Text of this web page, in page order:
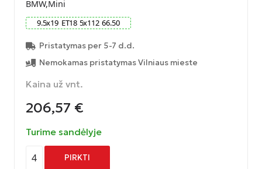
BMW,Mini
9.5x19 ET18 5x112 66.50
Pristatymas per 5-7 d.d.
Nemokamas pristatymas Vilniaus mieste
Kaina už vnt.
206,57 €
Turime sandėlyje
4 PIRKTI